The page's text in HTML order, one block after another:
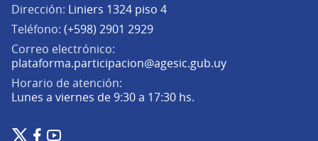
Dirección: Liniers 1324 piso 4
Teléfono: (+598) 2901 2929
Correo electrónico:
plataforma.participacion@agesic.gub.uy(Abrir en una
Horario de atención:
Lunes a viernes de 9:30 a 17:30 hs.
Plataforma de Participación Ciudadana Digital en X
Plataforma de Participación Ciudadana Digital en Facebook
Plataforma de Participación Ciudadana Digital en